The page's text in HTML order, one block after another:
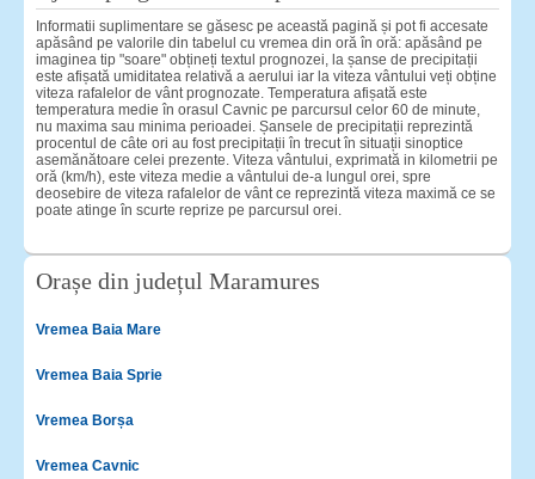
Informatii suplimentare se găsesc pe această pagină și pot fi accesate
apăsând pe valorile din tabelul cu vremea din oră în oră: apăsând pe
imaginea tip "soare" obțineți textul prognozei, la șanse de precipitații
este afișată umiditatea relativă a aerului iar la viteza vântului veți obține
viteza rafalelor de vânt prognozate. Temperatura afișată este
temperatura medie în orasul Cavnic pe parcursul celor 60 de minute,
nu maxima sau minima perioadei. Șansele de precipitații reprezintă
procentul de câte ori au fost precipitații în trecut în situații sinoptice
asemănătoare celei prezente. Viteza vântului, exprimată in kilometrii pe
oră (km/h), este viteza medie a vântului de-a lungul orei, spre
deosebire de viteza rafalelor de vânt ce reprezintă viteza maximă ce se
poate atinge în scurte reprize pe parcursul orei.
Orașe din județul Maramures
Vremea Baia Mare
Vremea Baia Sprie
Vremea Borșa
Vremea Cavnic